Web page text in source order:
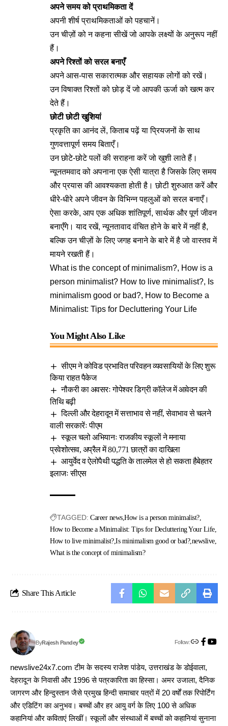
अपने समय को प्राथमिकता दें
अपनी शीर्ष प्राथमिकताओं को पहचानें।
उन चीज़ों को न कहना सीखें जो आपके लक्ष्यों के अनुरूप नहीं
हैं।
अपने रिश्तों को सरल बनाएँ
अपने आस-पास सकारात्मक और सहायक लोगों को रखें।
उन विषाक्त रिश्तों को छोड़ दें जो आपकी ऊर्जा को खत्म कर
देते हैं।
छोटी छोटी खुशियां
प्रकृति का आनंद लें, किताब पढ़ें या प्रियजनों के साथ
गुणवत्तापूर्ण समय बिताएँ।
उन छोटे-छोटे पलों की सराहना करें जो खुशी लाते हैं।
न्यूनतमवाद को अपनाना एक ऐसी यात्रा है जिसके लिए समय
और प्रयास की आवश्यकता होती है। छोटी शुरुआत करें और
धीरे-धीरे अपने जीवन के विभिन्न पहलुओं को सरल बनाएँ।
ऐसा करके, आप एक अधिक शांतिपूर्ण, सार्थक और पूर्ण जीवन
बनाएँगे। याद रखें, न्यूनतावाद वंचित होने के बारे में नहीं है,
बल्कि उन चीज़ों के लिए जगह बनाने के बारे में है जो वास्तव में
मायने रखती हैं।
What is the concept of minimalism?, How is a
person minimalist? How to live minimalist?, Is
minimalism good or bad?, How to Become a
Minimalist: Tips for Decluttering Your Life
You Might Also Like
सीएम ने कोविड प्रभावित परिवहन व्यवसायियों के लिए शुरू
किया राहत पैकेज
नौकरी का अवसरः गोपेश्वर डिग्री कॉलेज में आवेदन की
तिथि बढ़ी
दिल्ली और देहरादून में सत्ताभाव से नहीं, सेवाभाव से चलने
वाली सरकारेंः पीएम
स्कूल चलो अभियानः राजकीय स्कूलों ने मनाया
प्रवेशोत्सव, अप्रैल में 80,771 छात्रों का दाखिला
आयुर्वेद व ऐलोपैथी पद्धति के तालमेल से हो सकता हैबेहतर
इलाजः सीएस
TAGGED: Career news How is a person minimalist?
How to Become a Minimalist: Tips for Decluttering Your Life
How to live minimalist? Is minimalism good or bad? newslive
What is the concept of minimalism?
Share This Article
ByRajesh Pandey Follow:
newslive24x7.com टीम के सदस्य राजेश पांडेय, उत्तराखंड के डोईवाला,
देहरादून के निवासी और 1996 से पत्रकारिता का हिस्सा। अमर उजाला, दैनिक
जागरण और हिन्दुस्तान जैसे प्रमुख हिन्दी समाचार पत्रों में 20 वर्षों तक रिपोर्टिंग
और एडिटिंग का अनुभव। बच्चों और हर आयु वर्ग के लिए 100 से अधिक
कहानियां और कविताएं लिखीं। स्कूलों और संस्थाओं में बच्चों को कहानियां सुनाना